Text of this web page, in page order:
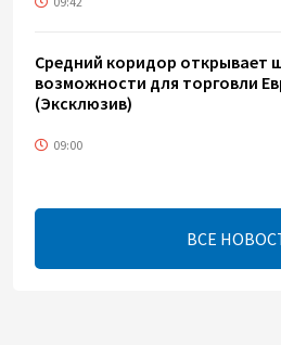
Средний коридор открывает
возможности для торговли
(Эксклюзив)
09:00
Центральная Азия ускоряет
08:00
ВСЕ